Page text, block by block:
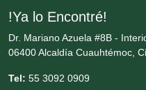
Decoración de
!Ya lo Encontré!
Dr. Mariano Azuela #8B -
06400 Alcaldía Cuauhtémoc,
Tel: 55 3092 0909